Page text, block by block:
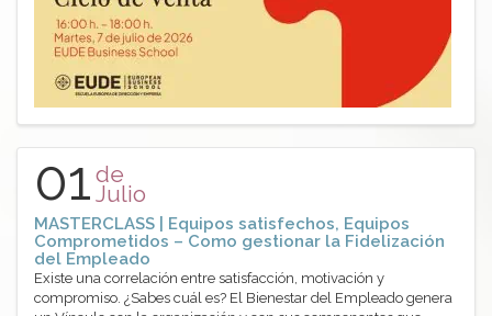
01 de
Julio
MASTERCLASS | Equipos satisfechos, Equipos
Comprometidos – Como gestionar la Fidelización
del Empleado
Existe una correlación entre satisfacción, motivación y
compromiso. ¿Sabes cuál es? El Bienestar del Empleado genera